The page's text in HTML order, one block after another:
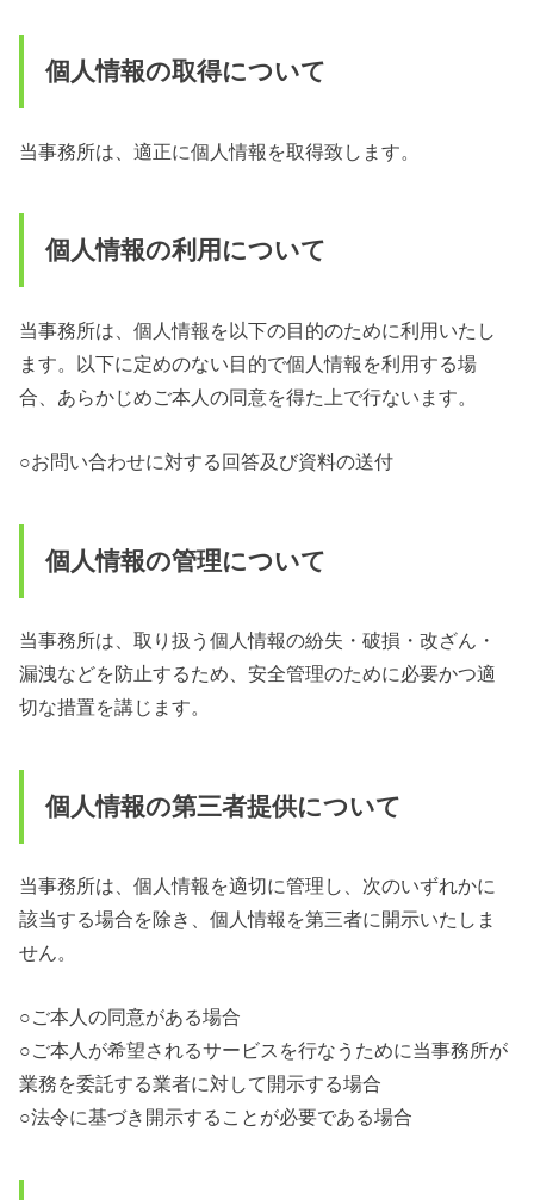
個人情報の取得について
当事務所は、適正に個人情報を取得致します。
個人情報の利用について
当事務所は、個人情報を以下の目的のために利用いたし
ます。以下に定めのない目的で個人情報を利用する場
合、あらかじめご本人の同意を得た上で行ないます。
○お問い合わせに対する回答及び資料の送付
個人情報の管理について
当事務所は、取り扱う個人情報の紛失・破損・改ざん・
漏洩などを防止するため、安全管理のために必要かつ適
切な措置を講じます。
個人情報の第三者提供について
当事務所は、個人情報を適切に管理し、次のいずれかに
該当する場合を除き、個人情報を第三者に開示いたしま
せん。
○ご本人の同意がある場合
○ご本人が希望されるサービスを行なうために当事務所が
業務を委託する業者に対して開示する場合
○法令に基づき開示することが必要である場合